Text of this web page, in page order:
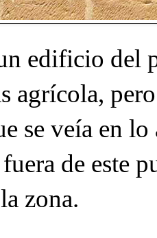
edificio del
agrícola,
se veía en
de este
zona.